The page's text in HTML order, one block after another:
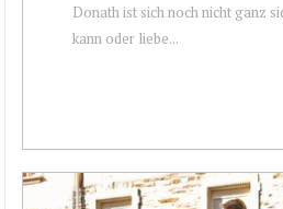
Donath ist sich noch nicht ganz
kann oder liebe...